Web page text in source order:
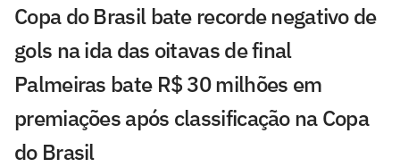
Copa do Brasil bate recorde negativo de
gols na ida das oitavas de final
Palmeiras bate R$ 30 milhões em
premiações após classificação na Copa
do Brasil